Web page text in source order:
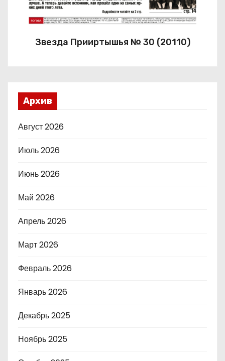
Звезда Прииртышья № 30 (20110)
Архив
Август 2026
Июль 2026
Июнь 2026
Май 2026
Апрель 2026
Март 2026
Февраль 2026
Январь 2026
Декабрь 2025
Ноябрь 2025